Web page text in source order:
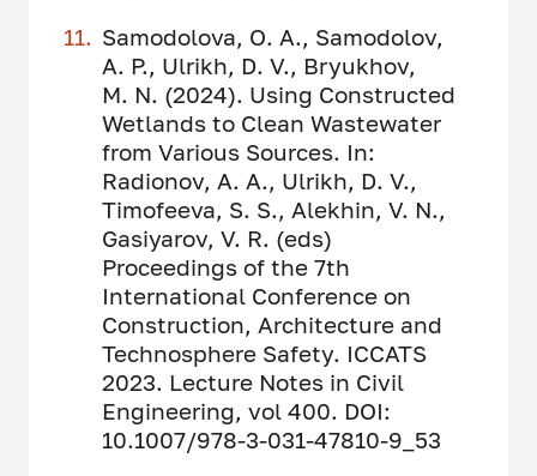
Samodolova, O. A., Samodolov,
A. P., Ulrikh, D. V., Bryukhov,
M. N. (2024). Using Constructed
Wetlands to Clean Wastewater
from Various Sources. In:
Radionov, A. A., Ulrikh, D. V.,
Timofeeva, S. S., Alekhin, V. N.,
Gasiyarov, V. R. (eds)
Proceedings of the 7th
International Conference on
Construction, Architecture and
Technosphere Safety. ICCATS
2023. Lecture Notes in Civil
Engineering, vol 400. DOI:
10.1007/978-3-031-47810-9_53